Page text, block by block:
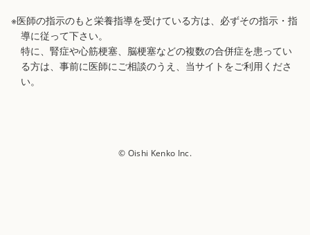
※医師の指示のもと栄養指導を受けている方は、必ずその指示・指
導に従って下さい。
特に、腎症や心筋梗塞、脳梗塞などの複数の合併症を患ってい
る方は、事前に医師にご相談のうえ、当サイトをご利用くださ
い。
© Oishi Kenko Inc.